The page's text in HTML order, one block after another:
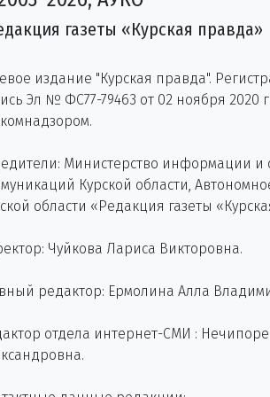
газеты «Курская правда»
издание "Курская правда".
Эл № ФС77-79463 от 02 ноября 2020
Министерство информации и
Курской области,
области «Редакция газеты
Чуйкова Лариса Викторовна.
редактор: Ермолина Алла
отдела интернет-СМИ :